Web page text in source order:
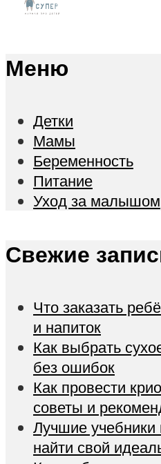
Меню
Детки
Мамы
Беременность
Питание
Уход за малышом
Свежие
Что заказать
и напиток
Как выбрать
без ошибок
Как провести
советы и
Лучшие
найти свой